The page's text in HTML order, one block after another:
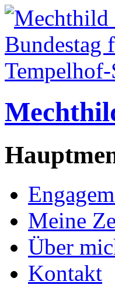
Meine
Über
Kontakt